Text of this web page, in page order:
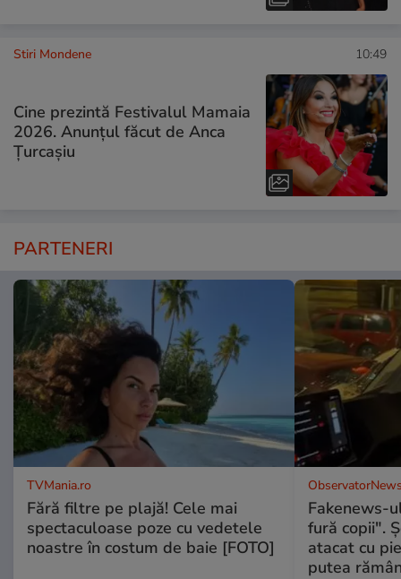
Stiri Mondene 10:49
Cine prezintă Festivalul Mamaia
2026. Anunțul făcut de Anca
Țurcașiu
PARTENERI
TVMania.ro
Fără filtre pe plajă! Cele mai
spectaculoase poze cu vedetele
noastre în costum de baie [FOTO]
Fakenews-
fură copii".
atacat cu
putea